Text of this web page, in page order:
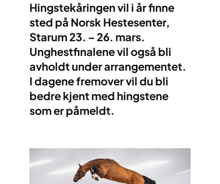
Hingstekåringen vil i år finne
sted på Norsk Hestesenter,
Starum 23. – 26. mars.
Unghestfinalene vil også bli
avholdt under arrangementet.
I dagene fremover vil du bli
bedre kjent med hingstene
som er påmeldt.